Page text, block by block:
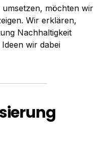
umsetzen, möchten wir
Wir erklären,
Nachhaltigkeit
wir dabei